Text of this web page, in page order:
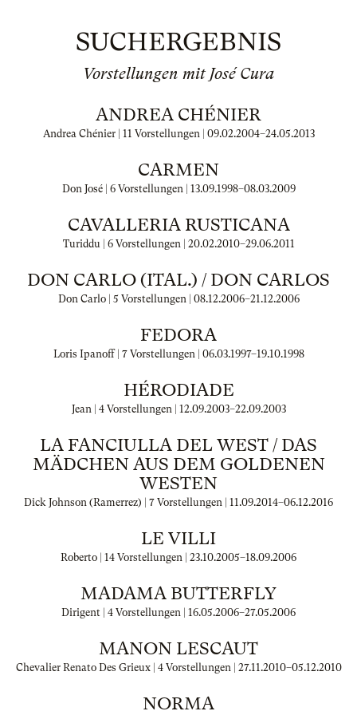
SUCHERGEBNIS
Vorstellungen mit José Cura
ANDREA CHÉNIER
Andrea Chénier | 11 Vorstellungen | 09.02.2004–24.05.2013
CARMEN
Don José | 6 Vorstellungen | 13.09.1998–08.03.2009
CAVALLERIA RUSTICANA
Turiddu | 6 Vorstellungen | 20.02.2010–29.06.2011
DON CARLO (ITAL.) / DON CARLOS
Don Carlo | 5 Vorstellungen | 08.12.2006–21.12.2006
FEDORA
Loris Ipanoff | 7 Vorstellungen | 06.03.1997–19.10.1998
HÉRODIADE
Jean | 4 Vorstellungen | 12.09.2003–22.09.2003
LA FANCIULLA DEL WEST / DAS
MÄDCHEN AUS DEM GOLDENEN
WESTEN
Dick Johnson (Ramerrez) | 7 Vorstellungen | 11.09.2014–06.12.2016
LE VILLI
Roberto | 14 Vorstellungen | 23.10.2005–18.09.2006
MADAMA BUTTERFLY
Dirigent | 4 Vorstellungen | 16.05.2006–27.05.2006
MANON LESCAUT
Chevalier Renato Des Grieux | 4 Vorstellungen | 27.11.2010–05.12.2010
NORMA